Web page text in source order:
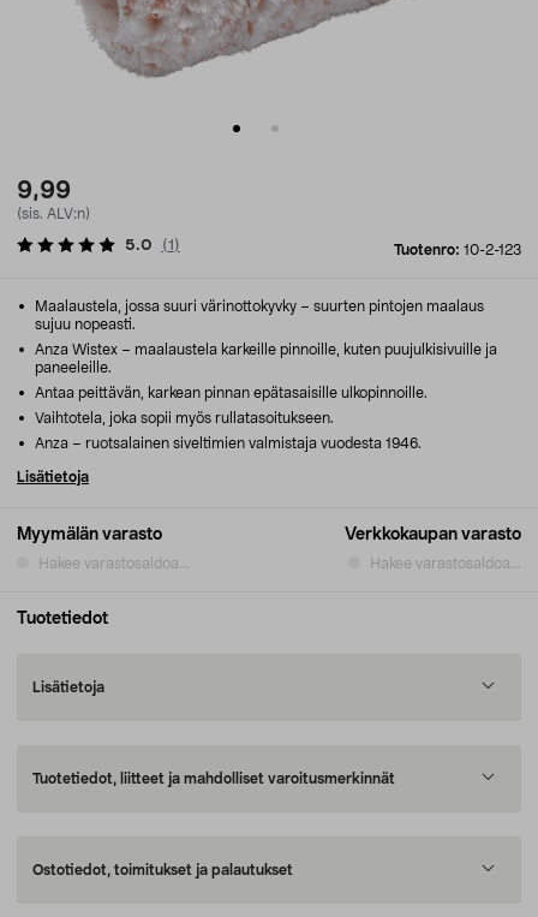
9,99
(sis. ALV:n)
Tuotenro: 10-2-123
5.0 (1 )
Myymälän varasto
Hakee varastosaldoa...
Verkkokaupan varasto
Hakee varastosaldoa...
Maalaustela, jossa suuri värinottokyvky – suurten pintojen maalaus
sujuu nopeasti.
Anza Wistex – maalaustela karkeille pinnoille, kuten puujulkisivuille ja
paneeleille.
Antaa peittävän, karkean pinnan epätasaisille ulkopinnoille.
Vaihtotela, joka sopii myös rullatasoitukseen.
Anza – ruotsalainen siveltimien valmistaja vuodesta 1946.
Lisätietoja
Tuotetiedot
Lisätietoja
Tuotetiedot, liitteet ja mahdolliset varoitusmerkinnät
Ostotiedot, toimitukset ja palautukset